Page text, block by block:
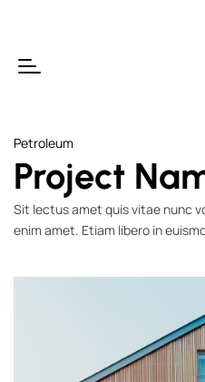
Petroleum
Project
Sit lectus amet quis vitae nunc
enim amet. Etiam libero in